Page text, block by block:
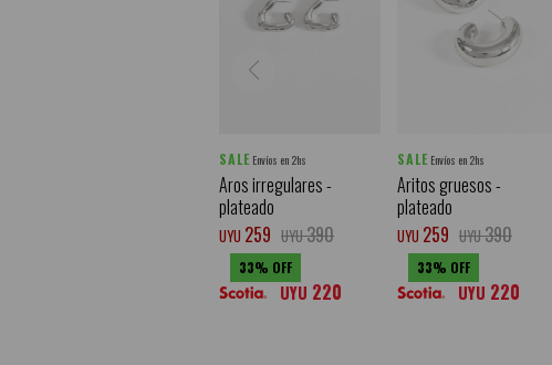
SALE Envíos en 2hs
Aros irregulares -
plateado
UYU 259 UYU390
33
UYU 220
SALE Envíos en 2hs
Aritos gruesos -
plateado
UYU 259 UYU390
33
UYU 220